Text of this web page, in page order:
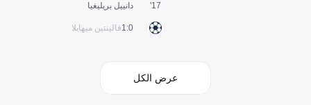
دانييل بريليغيا
فالينتين ميهايلا0:1
17'
عرض الكل